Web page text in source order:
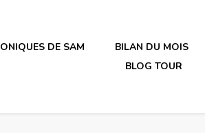
en plastique
DE SAM BILAN DU MOIS
BLOG TOUR